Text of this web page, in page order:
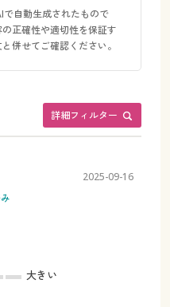
自動生成されたもので
正確性や適切性を保証す
併せてご確認ください。
詳細フィルター
2025-09-16
大きい